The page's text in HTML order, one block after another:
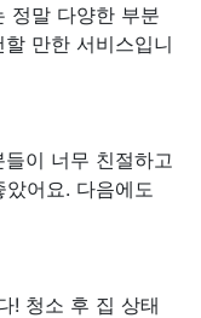
정말 다양한 부분
만한 서비스입니
이 너무 친절하고
어요. 다음에도
! 청소 후 집 상태